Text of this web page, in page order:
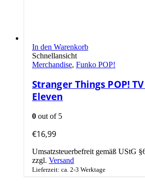
In den Warenkorb
Schnellansicht
Merchandise, Funko POP!
Stranger Things POP!
Eleven
0 out of 5
€16,99
Umsatzsteuerbefreit gemäß UStG
zzgl. Versand
Lieferzeit: ca. 2-3 Werktage